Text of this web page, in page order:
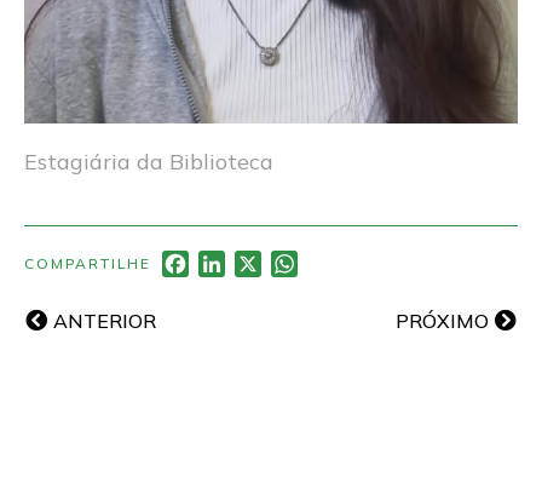
Estagiária da Biblioteca
COMPARTILHE Facebook
LinkedIn
ANTERIOR PRÓXIMO